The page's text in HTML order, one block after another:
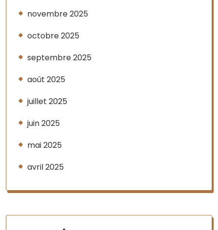
novembre 2025
octobre 2025
septembre 2025
août 2025
juillet 2025
juin 2025
mai 2025
avril 2025